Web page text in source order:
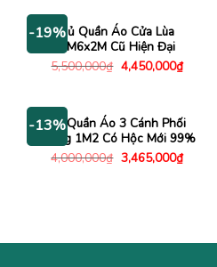
-19%Tủ Quần Áo Cửa Lùa
1M6x2M Cũ Hiện Đại
5,500,000₫ Giá
gốc
4,450,000₫Giá
hiện
-13%Tủ Quần Áo 3 Cánh Phối
Trắng 1M2 Có Hộc Mới 99%
4,000,000₫ Giá
gốc
3,465,000₫Giá
hiện